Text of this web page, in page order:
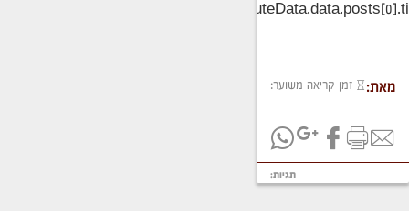
מאת: זמן קריאה משוער:
תגיות: